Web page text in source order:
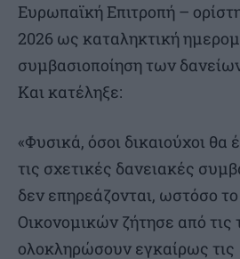
Ευρωπαϊκή Επιτροπή –
2026 ως καταληκτική
συμβασιοποίηση των δανείων
Και κατέληξε:
«Φυσικά, όσοι δικαιούχοι θα
τις σχετικές δανειακές
δεν επηρεάζονται, ωστόσο
Οικονομικών ζήτησε από τις
ολοκληρώσουν εγκαίρως τις